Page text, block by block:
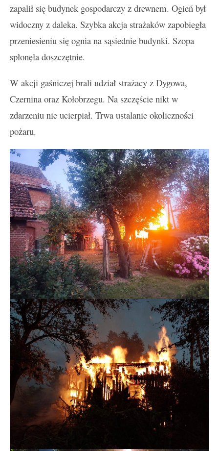
zapalił się budynek gospodarczy z drewnem. Ogień był
widoczny z daleka. Szybka akcja strażaków zapobiegła
przeniesieniu się ognia na sąsiednie budynki. Szopa
spłonęła doszczętnie.
W akcji gaśniczej brali udział strażacy z Dygowa,
Czernina oraz Kołobrzegu. Na szczęście nikt w
zdarzeniu nie ucierpiał. Trwa ustalanie okoliczności
pożaru.